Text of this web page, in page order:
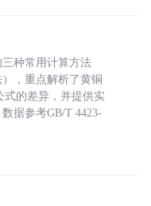
种常用计算方法
，重点解析了黄铜
式的差异，并提供实
据参考GB/T 4423-